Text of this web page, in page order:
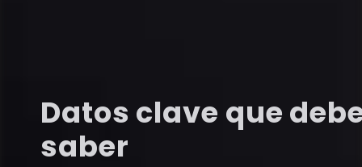
Datos clave que
saber